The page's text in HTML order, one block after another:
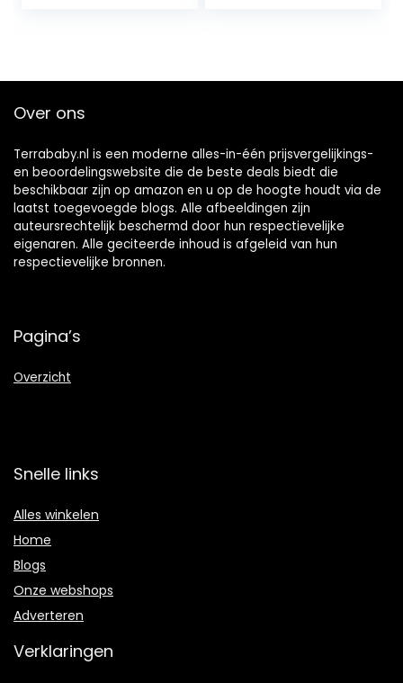
Over ons
Terrababy.nl is een moderne alles-in-één prijsvergelijkings-
en beoordelingswebsite die de beste deals biedt die
beschikbaar zijn op amazon en u op de hoogte houdt via de
laatst toegevoegde blogs. Alle afbeeldingen zijn
auteursrechtelijk beschermd door hun respectievelijke
eigenaren. Alle geciteerde inhoud is afgeleid van hun
respectievelijke bronnen.
Pagina’s
Overzicht
Snelle links
Alles winkelen
Home
Blogs
Onze webshops
Adverteren
Verklaringen